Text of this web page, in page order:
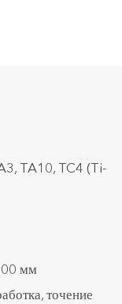
TA10, TC4 (Ti-
мм
точение